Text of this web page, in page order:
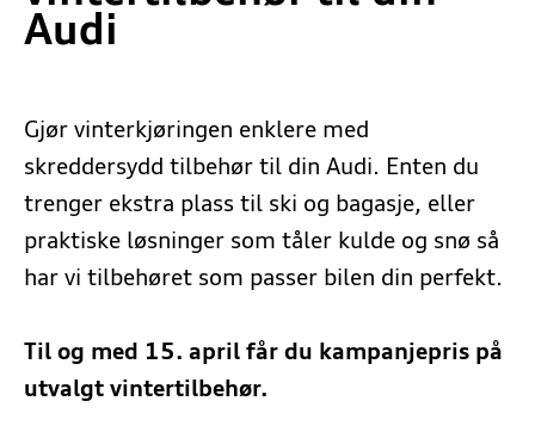
Lagerbiler
Firmabil
Finansiering
Forsikring
5+ Originalservice
EU-kontroll
Dekkhotell
Ruteservice
Audi
Gjør vinterkjøringen enklere med
skreddersydd tilbehør til din Audi. Enten du
trenger ekstra plass til ski og bagasje, eller
praktiske løsninger som tåler kulde og snø så
har vi tilbehøret som passer bilen din perfekt.
Til og med 15. april får du kampanjepris på
utvalgt vintertilbehør.